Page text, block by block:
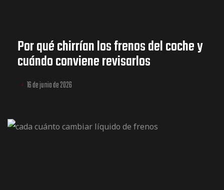
Por qué chirrían los frenos del coche y
cuándo conviene revisarlos
16 de junio de 2026